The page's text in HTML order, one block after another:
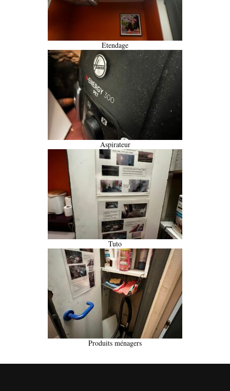
Etendage
Aspirateur
Tuto
Produits ménagers